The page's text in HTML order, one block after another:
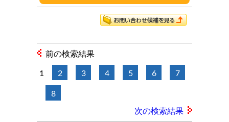
前の検索結果
1 2 3 4 5 6 7
8
次の検索結果